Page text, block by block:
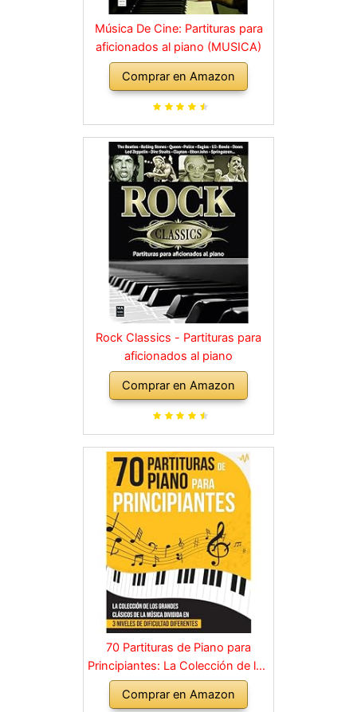
Música De Cine: Partituras para
aficionados al piano (MUSICA)
Comprar en Amazon
Rock Classics - Partituras para
aficionados al piano
Comprar en Amazon
70 Partituras de Piano para
Principiantes: La Colección de los
Grandes Clásicos de la Música
dividida en 3 Niveles de dificultad
Comprar en Amazon